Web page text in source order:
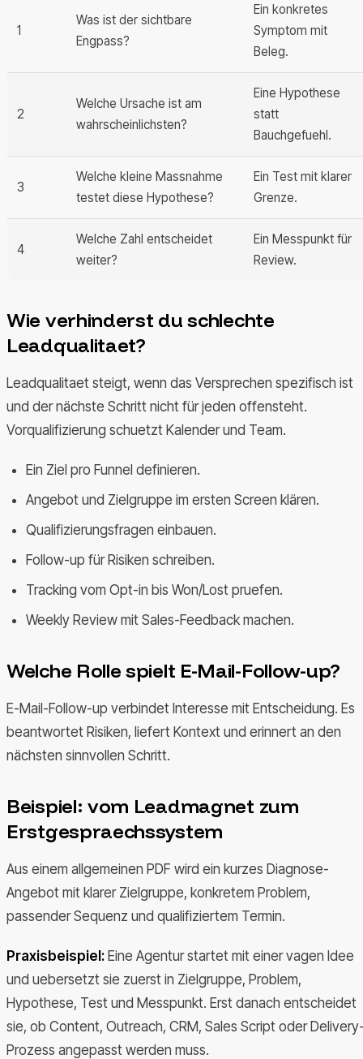
1
Was ist der sichtbare
Engpass?
Ein konkretes
Symptom mit
Beleg.
2
Welche Ursache ist am
wahrscheinlichsten?
Eine Hypothese
statt
Bauchgefuehl.
3
Welche kleine Massnahme
testet diese Hypothese?
Ein Test mit klarer
Grenze.
4
Welche Zahl entscheidet
weiter?
Ein Messpunkt für
Review.
Wie verhinderst du schlechte
Leadqualitaet?
Leadqualitaet steigt, wenn das Versprechen spezifisch ist
und der nächste Schritt nicht für jeden offensteht.
Vorqualifizierung schuetzt Kalender und Team.
Ein Ziel pro Funnel definieren.
Angebot und Zielgruppe im ersten Screen klären.
Qualifizierungsfragen einbauen.
Follow-up für Risiken schreiben.
Tracking vom Opt-in bis Won/Lost pruefen.
Weekly Review mit Sales-Feedback machen.
Welche Rolle spielt E-Mail-Follow-up?
E-Mail-Follow-up verbindet Interesse mit Entscheidung. Es
beantwortet Risiken, liefert Kontext und erinnert an den
nächsten sinnvollen Schritt.
Beispiel: vom Leadmagnet zum
Erstgespraechssystem
Aus einem allgemeinen PDF wird ein kurzes Diagnose-
Angebot mit klarer Zielgruppe, konkretem Problem,
passender Sequenz und qualifiziertem Termin.
Praxisbeispiel: Eine Agentur startet mit einer vagen Idee
und uebersetzt sie zuerst in Zielgruppe, Problem,
Hypothese, Test und Messpunkt. Erst danach entscheidet
sie, ob Content, Outreach, CRM, Sales Script oder
Prozess angepasst werden muss.